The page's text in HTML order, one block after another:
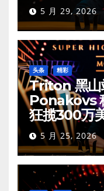
5 月 29, 2026
头条 精彩
Triton 黑
Ponakovs
狂揽300万
5 月 25, 2026